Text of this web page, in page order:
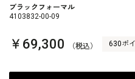
ブラックフォーマル
4103832-00-09
￥69,300 （税込） 630ポ